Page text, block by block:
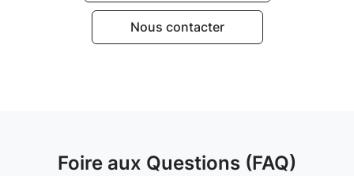
Nous contacter
Foire aux Questions (FAQ)